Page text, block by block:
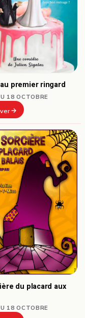
premier ringard
18 OCTOBRE
du placard aux
18 OCTOBRE